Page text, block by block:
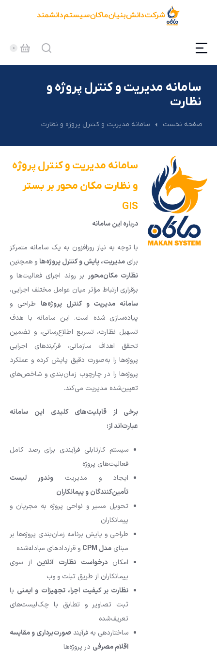
سامانه مدیریت و کنترل پروژه و
نظارت
مکان شما:
صفحه نخست سامانه مدیریت و کنترل پروژه و نظارت
سامانه مدیریت و کنترل پروژه
و نظارت مکان محور بر بستر
GIS
درباره این سامانه
با توجه به نیاز روزافزون به یک سامانه متمرکز
برای مدیریت، پایش و کنترل پروژه‌هاو همچنین
نظارت مکان‌محور بر روند اجرای فعالیت‌ها و
برقراری ارتباط مؤثر میان عوامل مختلف اجرایی،
سامانه مدیریت و کنترل پروژه‌ها طراحی و
پیاده‌سازی شده است. این سامانه با هدف
تسهیل نظارت، تسریع اطلاع‌رسانی، و تضمین
تحقق اهداف سازمانی، فرآیندهای اجرایی
پروژه‌ها را به‌صورت دقیق پایش کرده و عملکرد
پروژه‌ها را در چارچوب زمان‌بندی و شاخص‌های
تعیین‌شده مدیریت می‌کند.
برخی از قابلیت‌های کلیدی این سامانه
عبارت‌اند از:
سیستم کارتابلی فرآیندی برای رصد کامل
فعالیت‌های پروژه
ایجاد و مدیریتوندور لیست
تأمین‌کنندگان و پیمانکاران
تحویل مسیر و نواحی پروژه به مجریان و
پیمانکاران
طراحی و پایش برنامه زمان‌بندی پروژه‌ها بر
مبنای مدل
و قراردادهای مبادله‌شده
امکاندرخواست نظارت آنلاین از سوی
پیمانکاران از طریق تبلت و وب
نظارت بر کیفیت اجرا، تجهیزات و ایمنی با
ثبت تصاویر و تطابق با چک‌لیست‌های
تعریف‌شده
ساختاردهی به فرآیندصورت‌برداری و مقایسه
اقلام مصرفی در پروژه‌ها